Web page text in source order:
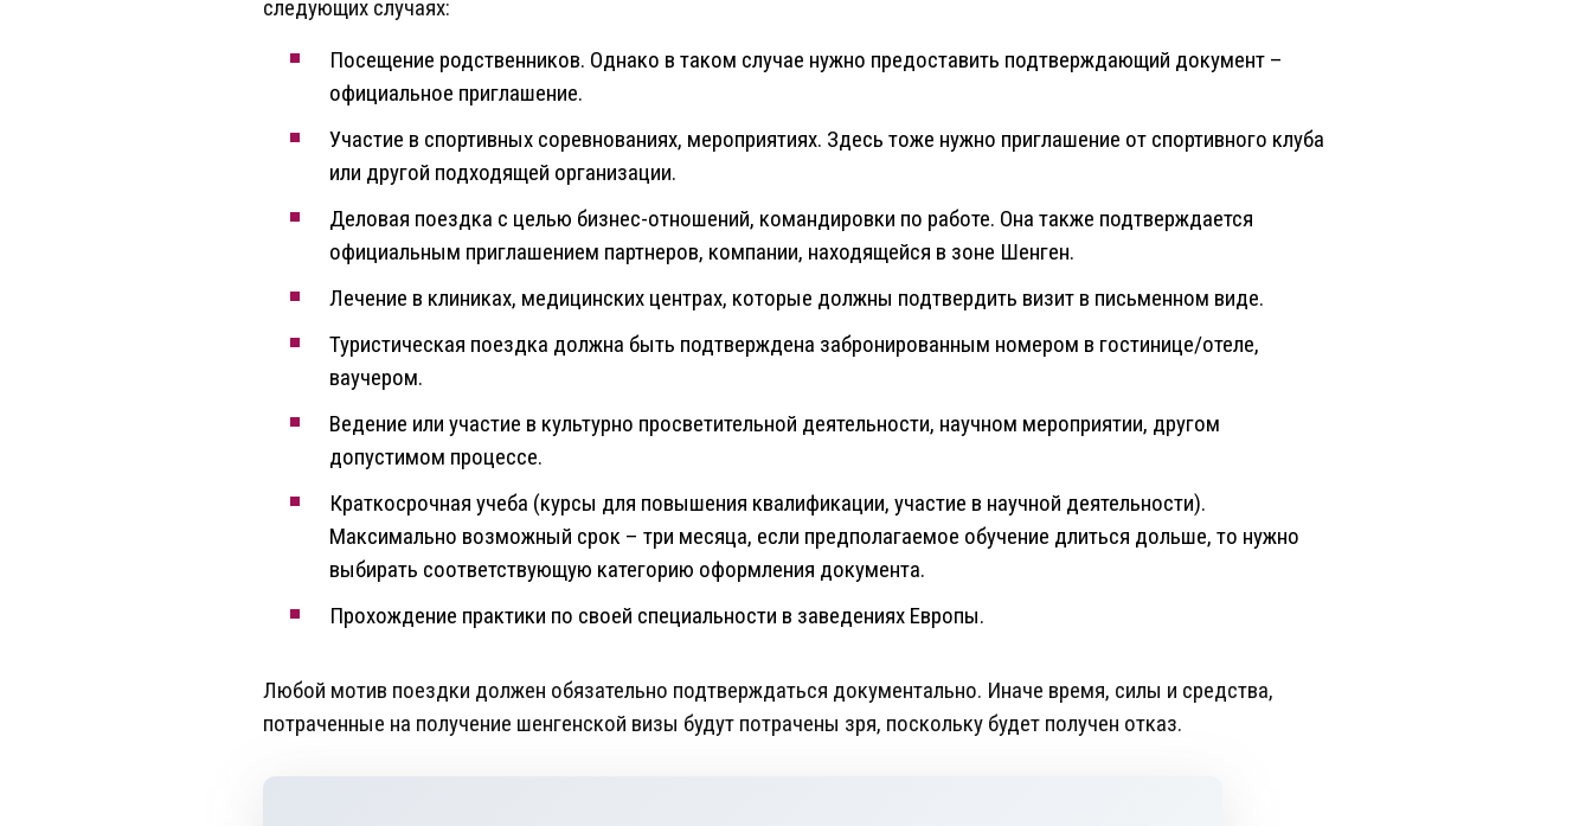
следующих случаях:
Посещение родственников. Однако в таком случае нужно предоставить подтверждающий документ –
официальное приглашение.
Участие в спортивных соревнованиях, мероприятиях. Здесь тоже нужно приглашение от спортивного клуба
или другой подходящей организации.
Деловая поездка с целью бизнес-отношений, командировки по работе. Она также подтверждается
официальным приглашением партнеров, компании, находящейся в зоне Шенген.
Лечение в клиниках, медицинских центрах, которые должны подтвердить визит в письменном виде.
Туристическая поездка должна быть подтверждена забронированным номером в гостинице/отеле,
ваучером.
Ведение или участие в культурно просветительной деятельности, научном мероприятии, другом
допустимом процессе.
Краткосрочная учеба (курсы для повышения квалификации, участие в научной деятельности).
Максимально возможный срок – три месяца, если предполагаемое обучение длиться дольше, то нужно
выбирать соответствующую категорию оформления документа.
Прохождение практики по своей специальности в заведениях Европы.
Любой мотив поездки должен обязательно подтверждаться документально. Иначе время, силы и средства,
потраченные на получение шенгенской визы будут потрачены зря, поскольку будет получен отказ.